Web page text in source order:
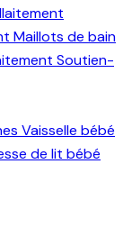
Maillots de bain
Soutien-
Vaisselle bébé
de lit bébé